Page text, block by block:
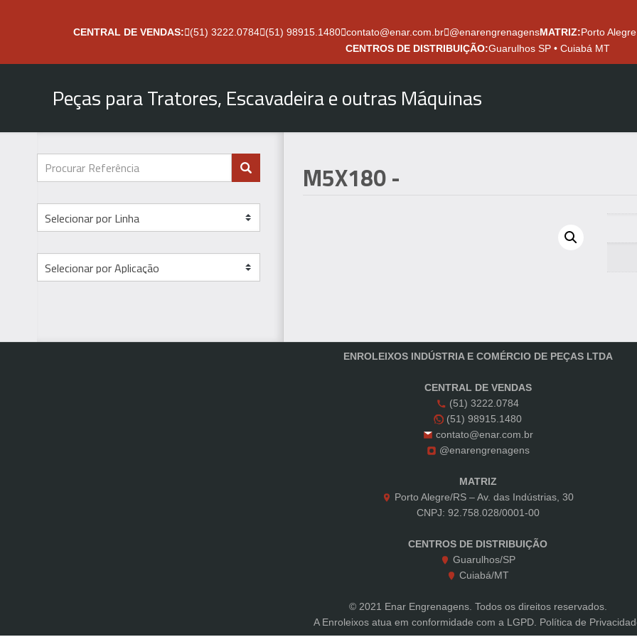
CENTRAL DE VENDAS: (51) 3222.0784 (51) 98915.1480 contato@enar.com.br @enarengrenagensMATRIZ:Porto
CENTROS DE DISTRIBUIÇÃO:Guarulhos SP • Cuiabá MT
Peças para Tratores, Escavadeira e outras Máquinas
M5X180-
ENROLEIXOS INDÚSTRIA E COMÉRCIO DE PEÇAS LTDA
CENTRAL DE VENDAS
(51) 3222.0784
(51) 98915.1480
contato@enar.com.br
@enarengrenagens
MATRIZ
Porto Alegre/RS – Av. das Indústrias, 30
CNPJ: 92.758.028/0001-00
CENTROS DE DISTRIBUIÇÃO
Guarulhos/SP
Cuiabá/MT
© 2021 Enar Engrenagens. Todos os direitos reservados.
A Enroleixos atua em conformidade com a LGPD. Política de